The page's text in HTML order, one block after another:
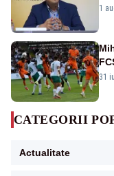
1
31
CATEGORII
Actualitate